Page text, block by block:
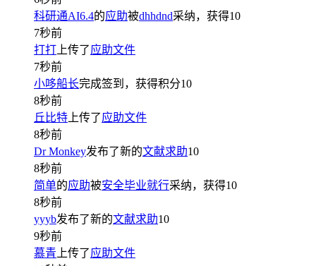
科研通AI6.4的应助被dhhdnd采纳，获得10
7秒前
打打 上传了应助文件
7秒前
小哆船长完成签到，获得积分10
8秒前
丘比特 上传了应助文件
8秒前
Dr Monkey发布了新的文献求助10
8秒前
简单的应助被安全毕业就行采纳，获得10
8秒前
yyyb发布了新的文献求助10
9秒前
慕青 上传了应助文件